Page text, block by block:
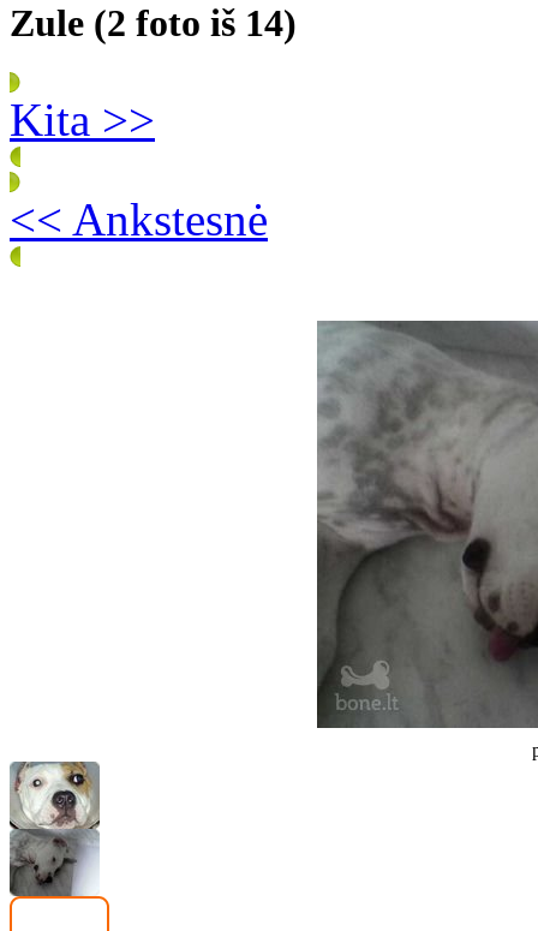
Zule (2 foto iš 14)
Kita >>
<< Ankstesnė